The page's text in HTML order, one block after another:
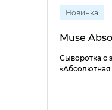
Новинка
Сыворотка с
«Абсолютная